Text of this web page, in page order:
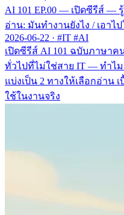
AI 101 EP.00 — เปิดซีรีส์ —
อ่าน: มันทำงานยังไง / เอาไ
2026-06-22 · #IT #AI
เปิดซีรีส์ AI 101 ฉบับภาษา
ทั่วไปที่ไม่ใช่สาย IT — ทำไ
แบ่งเป็น 2 ทางให้เลือกอ่าน
ใช้ในงานจริง